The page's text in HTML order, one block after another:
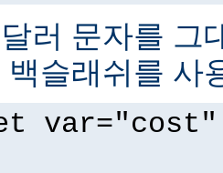
러 문자를 그
백슬래쉬를 사
var="cost"